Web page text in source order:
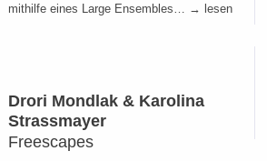
mithilfe eines Large Ensembles… → lesen
Drori Mondlak & Karolina
Strassmayer
Freescapes